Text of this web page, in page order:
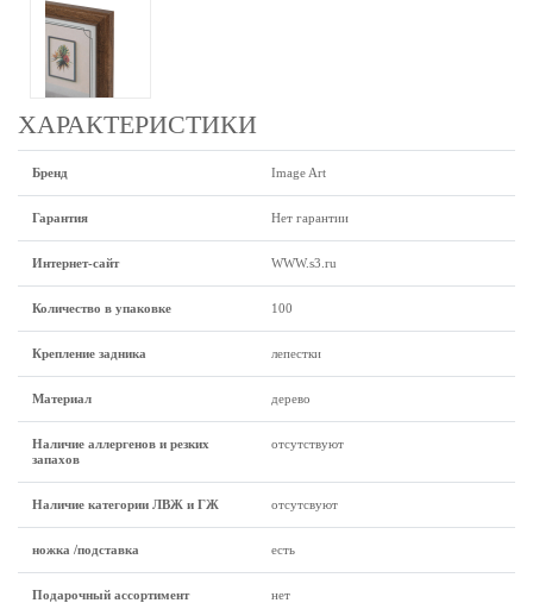
ХАРАКТЕРИСТИКИ
Бренд Image Art
Гарантия Нет гарантии
Интернет-сайт WWW.s3.ru
Количество в упаковке 100
Крепление задника лепестки
Материал дерево
Наличие аллергенов и резких
запахов
отсутствуют
Наличие категории ЛВЖ и ГЖ отсутсвуют
ножка /подставка есть
Подарочный ассортимент нет